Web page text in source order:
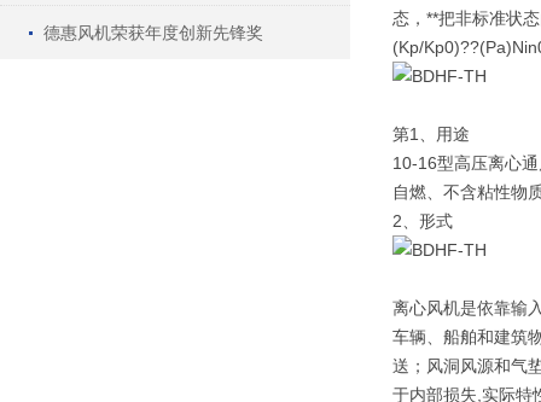
德惠风机荣获年度创新先锋奖
态，**把非标准状
(Kp/
第1、用途
10-16型高压离心
自燃、不含粘性物
2、形式
离心风机是依靠输
车辆、船舶和建筑
送；风洞风源和气
于内部损失,实际特